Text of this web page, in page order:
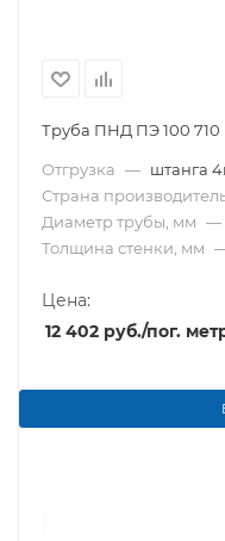
Труба ПНД ПЭ 100 710
Отгрузка — штанга
Страна
Диаметр трубы, мм —
Толщина стенки, мм
Цена:
12 402 руб./пог.